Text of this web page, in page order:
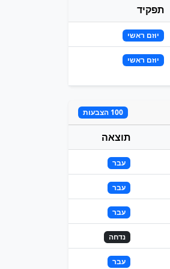
תפקיד
יוזם ראשי
יוזם ראשי
100 הצבעות
תוצאה
עבר
עבר
עבר
נדחה
עבר